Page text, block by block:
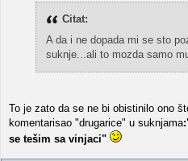
Citat:
A da i ne dopada mi se sto
suknje...ali to mozda samo
To je zato da se ne bi obistinilo ono
komentarisao "drugarice" u suknjama
se tešim sa vinjaci"